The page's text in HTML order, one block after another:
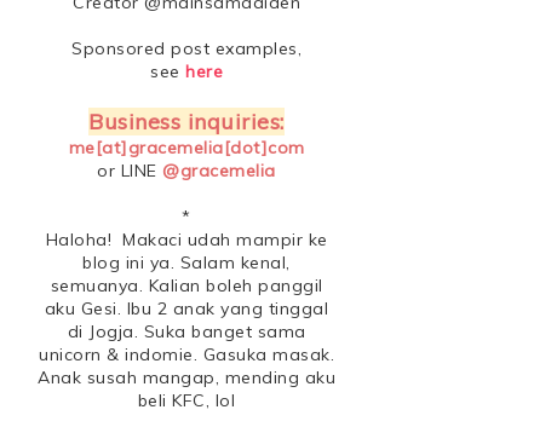
Sponsored post examples,
see here
Business inquiries:
me[at]gracemelia[dot]com
or LINE @gracemelia
*
Haloha! Makaci udah mampir ke
blog ini ya. Salam kenal,
semuanya. Kalian boleh panggil
aku Gesi. Ibu 2 anak yang tinggal
di Jogja. Suka banget sama
unicorn & indomie. Gasuka masak.
Anak susah mangap, mending aku
beli KFC, lol